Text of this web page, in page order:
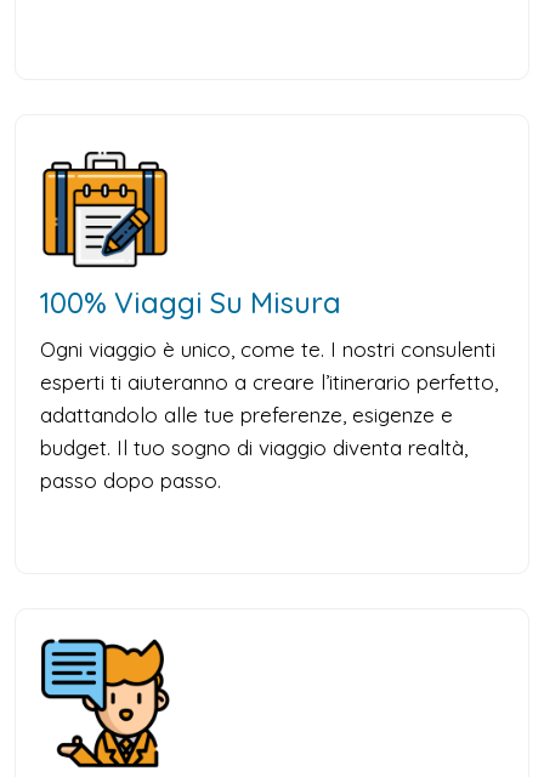
100% Viaggi Su Misura
Ogni viaggio è unico, come te. I nostri consulenti
esperti ti aiuteranno a creare l’itinerario perfetto,
adattandolo alle tue preferenze, esigenze e
budget. Il tuo sogno di viaggio diventa realtà,
passo dopo passo.